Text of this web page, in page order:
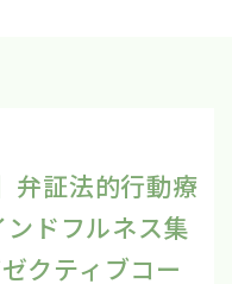
弁証法的行動療
ドフルネス集
クティブコー